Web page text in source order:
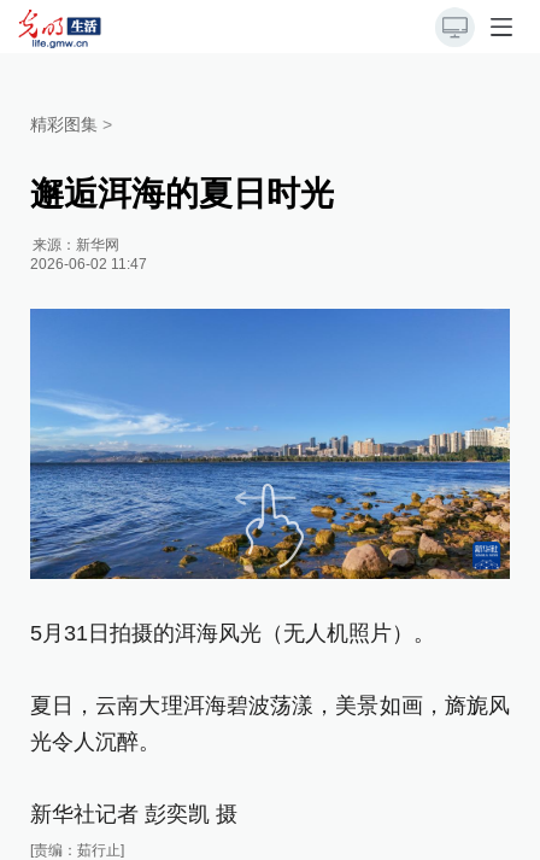
精彩图集 >
邂逅洱海的夏日时光
来源： 新华网
2026-06-02 11:47
5月31日拍摄的洱海风光（无人机照片）。
夏日，云南大理洱海碧波荡漾，美景如画，旖旎风
光令人沉醉。
新华社记者 彭奕凯 摄
[责编：茹行止]